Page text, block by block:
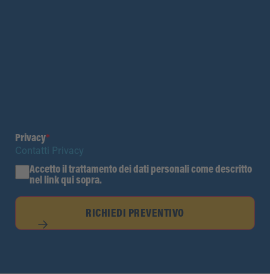
Privacy*
Contatti Privacy
Accetto il trattamento dei dati personali come descritto
nel link qui sopra.
RICHIEDI PREVENTIVO